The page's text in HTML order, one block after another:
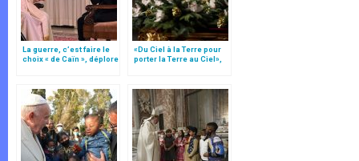
La guerre, c’est faire le
choix « de Caïn », déplore
«Du Ciel à la Terre pour
porter la Terre au Ciel»,